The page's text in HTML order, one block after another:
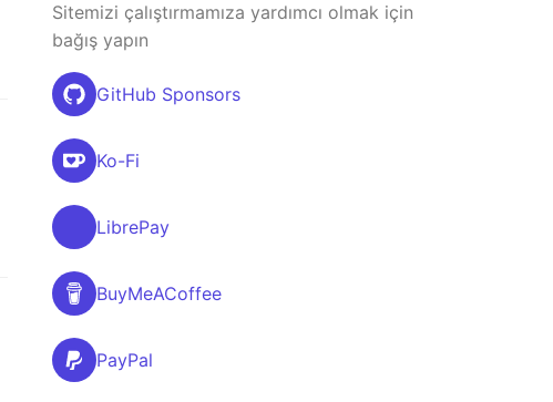
Sitemizi çalıştırmamıza yardımcı olmak için
bağış yapın
GitHub Sponsors
Ko-Fi
LibrePay
BuyMeACoffee
PayPal